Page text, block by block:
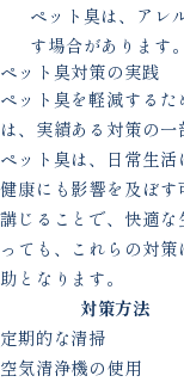
ペット臭は、アレ
す場合があります。
ペット臭対策の実践
ペット臭を軽減する
は、実績ある対策の一
ペット臭は、日常生
健康にも影響を及ぼ
講じることで、快適な
っても、これらの対
助となります。
対策方法
定期的な清掃
空気清浄機の使用